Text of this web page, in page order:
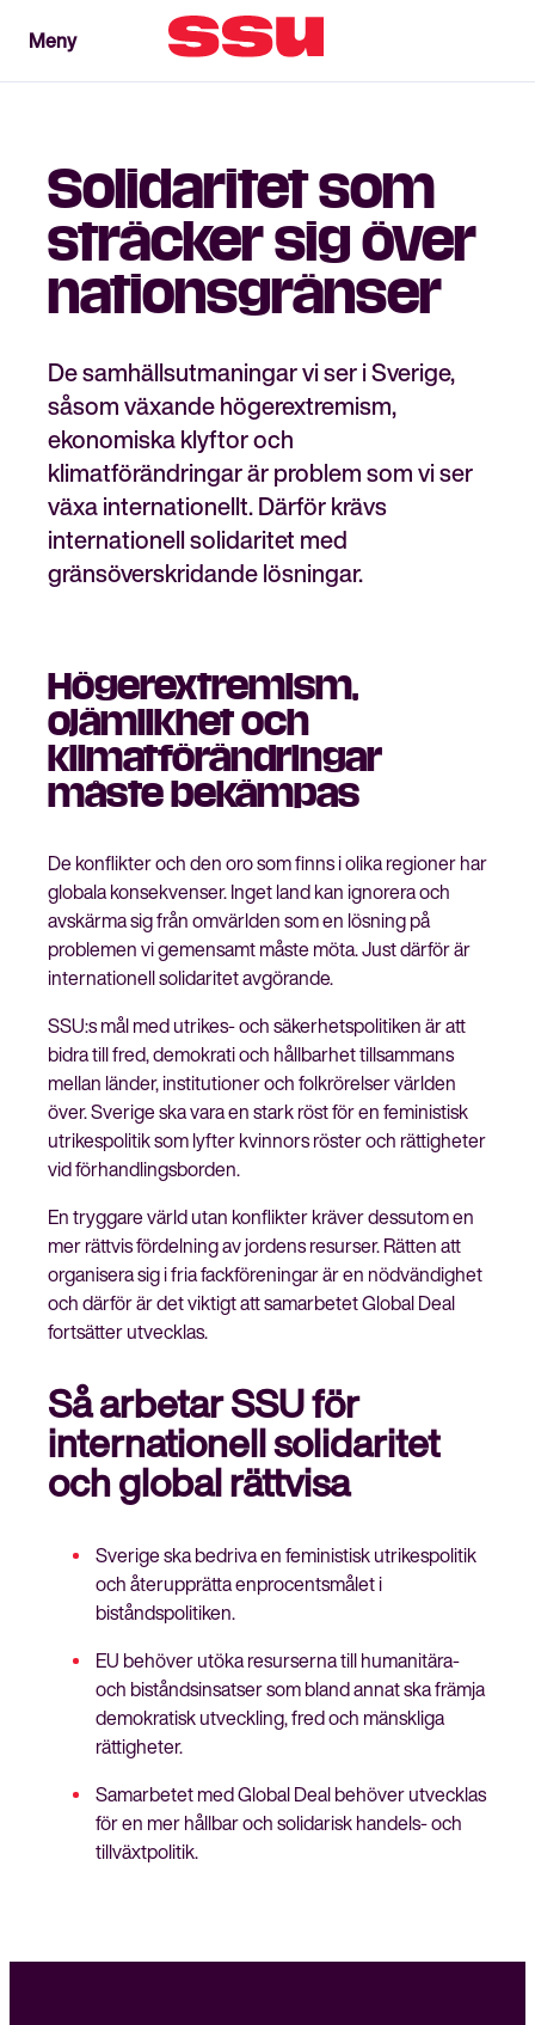
Stäng
Bli medlem
MenyMeny
Solidaritet som
sträcker sig över
nationsgränser
De samhällsutmaningar vi ser i Sverige,
såsom växande högerextremism,
ekonomiska klyftor och
klimatförändringar är problem som vi ser
växa internationellt. Därför krävs
internationell solidaritet med
gränsöverskridande lösningar.
Högerextremism,
ojämlikhet och
klimatförändringar
måste bekämpas
De konflikter och den oro som finns i olika regioner har
globala konsekvenser. Inget land kan ignorera och
avskärma sig från omvärlden som en lösning på
problemen vi gemensamt måste möta. Just därför är
internationell solidaritet avgörande.
SSU:s mål med utrikes- och säkerhetspolitiken är att
bidra till fred, demokrati och hållbarhet tillsammans
mellan länder, institutioner och folkrörelser världen
över. Sverige ska vara en stark röst för en feministisk
utrikespolitik som lyfter kvinnors röster och rättigheter
vid förhandlingsborden.
En tryggare värld utan konflikter kräver dessutom en
mer rättvis fördelning av jordens resurser. Rätten att
organisera sig i fria fackföreningar är en nödvändighet
och därför är det viktigt att samarbetet Global Deal
fortsätter utvecklas.
Så arbetar SSU för
internationell solidaritet
och global rättvisa
Sverige ska bedriva en feministisk utrikespolitik
och återupprätta enprocentsmålet i
biståndspolitiken.
EU behöver utöka resurserna till humanitära-
och biståndsinsatser som bland annat ska främja
demokratisk utveckling, fred och mänskliga
rättigheter.
Samarbetet med Global Deal behöver utvecklas
för en mer hållbar och solidarisk handels- och
tillväxtpolitik.